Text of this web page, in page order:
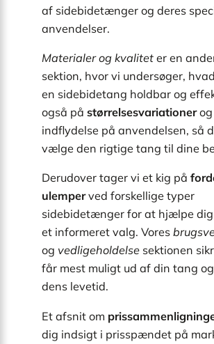
af sidebidetænger og deres
anvendelser.
Materialer og kvalitet er en
sektion, hvor vi undersøger,
en sidebidetang holdbar og
også på størrelsesvariationerog
indflydelse på anvendelsen, så
vælge den rigtige tang til dine
Derudover tager vi et kig på
ulemperved forskellige typer
sidebidetænger for at hjælpe
et informeret valg. Vores
og vedligeholdelse sektionen
får mest muligt ud af din tang
dens levetid.
Et afsnit om
dig indsigt i prisspændet på